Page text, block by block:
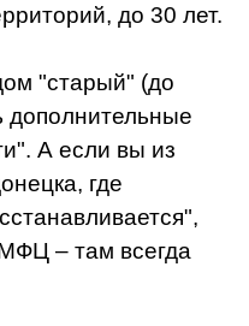
до 30 лет.
"старый" (до
дополнительные
А если вы из
где
– там всегда